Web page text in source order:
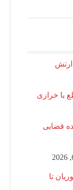
با خرازی
قضایی
تیموریان تا